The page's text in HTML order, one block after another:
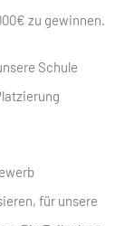
zu gewinnen.
Schule
für unsere